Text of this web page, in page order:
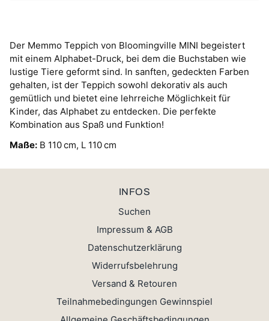
Der Memmo Teppich von Bloomingville MINI begeistert
mit einem Alphabet-Druck, bei dem die Buchstaben wie
lustige Tiere geformt sind. In sanften, gedeckten Farben
gehalten, ist der Teppich sowohl dekorativ als auch
gemütlich und bietet eine lehrreiche Möglichkeit für
Kinder, das Alphabet zu entdecken. Die perfekte
Kombination aus Spaß und Funktion!
Maße: B 110 cm, L 110 cm
INFOS
Suchen
Impressum & AGB
Datenschutzerklärung
Widerrufsbelehrung
Versand & Retouren
Teilnahmebedingungen Gewinnspiel